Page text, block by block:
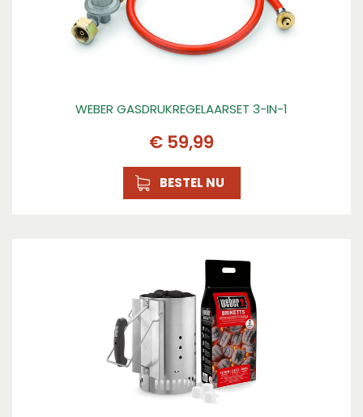
WEBER GASDRUKREGELAARSET 3-IN-1
€ 59,99
BESTEL NU